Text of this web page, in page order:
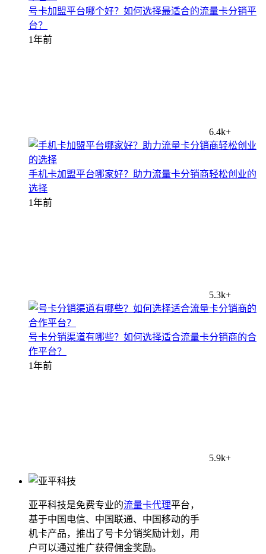
号卡加盟平台哪个好？如何选择最适合的流量卡分销平
台？
1年前
6.4k+
手机卡加盟平台哪家好？助力流量卡分销商轻松创业的
选择
1年前
5.3k+
号卡分销渠道有哪些？如何选择适合流量卡分销商的合
作平台？
1年前
5.9k+
亚平科技是免费专业的流量卡代理平台，
基于中国电信、中国联通、中国移动的手
机卡产品，推出了号卡分销奖励计划，用
户可以通过推广获得佣金奖励。